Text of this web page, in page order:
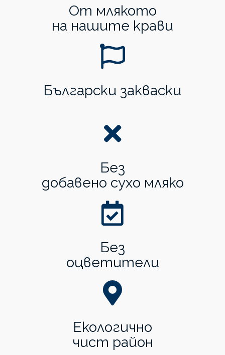
От млякото
на нашите крави
Български закваски
Без
добавено сухо мляко
Без
оцветители
Екологично
чист район